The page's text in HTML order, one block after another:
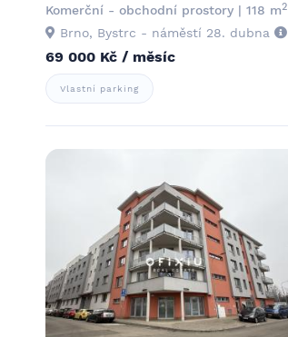
Komerční - obchodní prostory | 118 m2
Brno, Bystrc - náměstí 28. dubna
69 000 Kč / měsíc
Vlastní parking